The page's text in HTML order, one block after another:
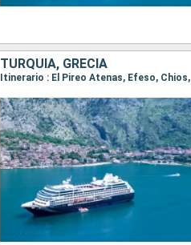
TURQUÍA, GRECIA
Itinerario : El Pireo Atenas, Efeso,